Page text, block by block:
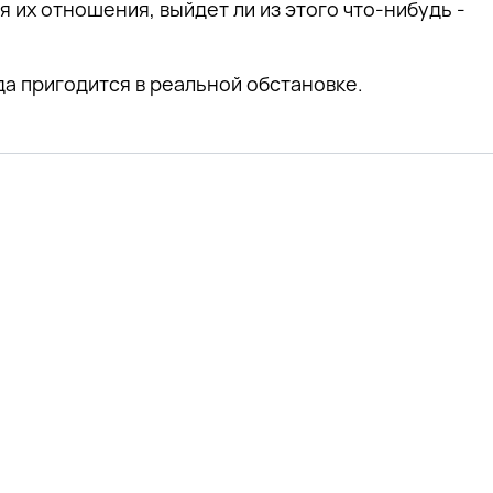
отношения, выйдет ли из этого что-нибудь -
в реальной обстановке.